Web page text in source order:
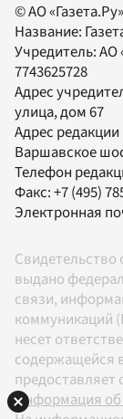
© АО
Название:
Учредитель:АО
7743625728
Адрес
улица, дом 67
Адрес
Варшавское
Телефон
Факс:+7 (495)
Электронная
выдано
связи,
коммуникаций
несет
содержащейся
Информация об